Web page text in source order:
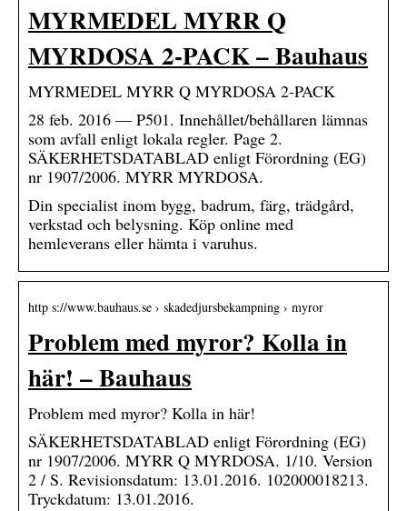
MYRMEDEL MYRR Q
MYRDOSA 2-PACK – Bauhaus
MYRMEDEL MYRR Q MYRDOSA 2-PACK
28 feb. 2016 — P501. Innehållet/behållaren lämnas
som avfall enligt lokala regler. Page 2.
SÄKERHETSDATABLAD enligt Förordning (EG)
nr 1907/2006. MYRR MYRDOSA.
Din specialist inom bygg, badrum, färg, trädgård,
verkstad och belysning. Köp online med
hemleverans eller hämta i varuhus.
http s://www.bauhaus.se › skadedjursbekampning › myror
Problem med myror? Kolla in
här! – Bauhaus
Problem med myror? Kolla in här!
SÄKERHETSDATABLAD enligt Förordning (EG)
nr 1907/2006. MYRR Q MYRDOSA. 1/10. Version
2 / S. Revisionsdatum: 13.01.2016. 102000018213.
Tryckdatum: 13.01.2016.